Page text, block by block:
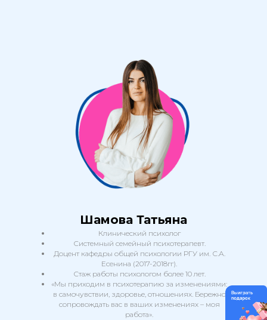
Шамова Татьяна
Клинический психолог
Системный семейный психотерапевт.
Доцент кафедры общей психологии РГУ им. С.А.
Есенина (2017-2018гг).
Стаж работы психологом более 10 лет.
«Мы приходим в психотерапию за изменениями:
в самочувствии, здоровье, отношениях. Бережно
сопровождать вас в ваших изменениях – моя
работа».